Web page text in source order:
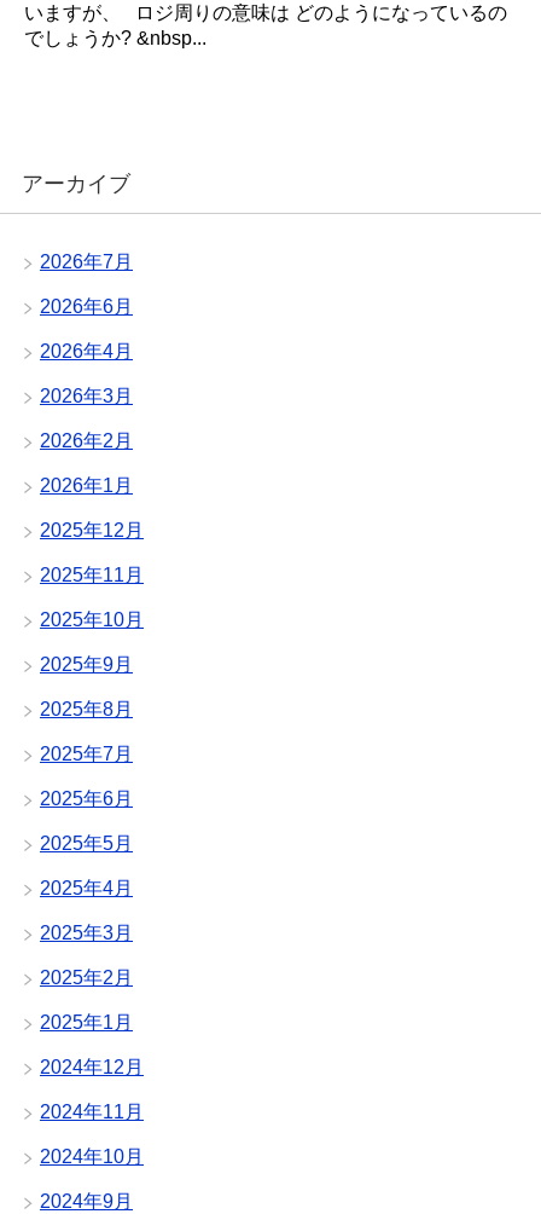
いますが、 ロジ周りの意味は どのようになっているの
でしょうか? &nbsp...
アーカイブ
2026年7月
2026年6月
2026年4月
2026年3月
2026年2月
2026年1月
2025年12月
2025年11月
2025年10月
2025年9月
2025年8月
2025年7月
2025年6月
2025年5月
2025年4月
2025年3月
2025年2月
2025年1月
2024年12月
2024年11月
2024年10月
2024年9月